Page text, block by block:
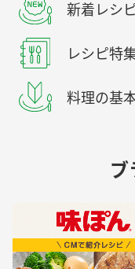
新着レシ
レシピ特
料理の基
ブ